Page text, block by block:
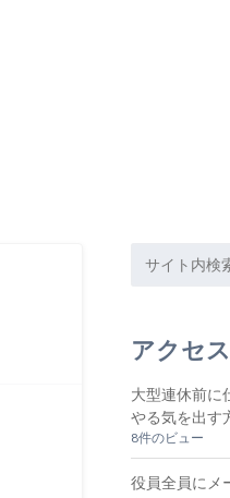
アクセ
大型連休前に
やる気を出す
8件のビュー
役員全員にメ